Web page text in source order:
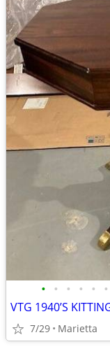
• • • • • •
7/29 Marietta